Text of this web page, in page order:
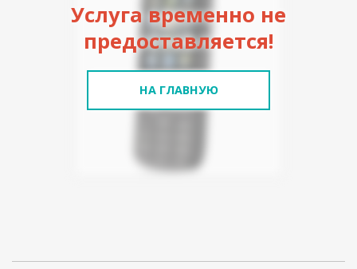
Услуга временно не
предоставляется!
НА ГЛАВНУЮ